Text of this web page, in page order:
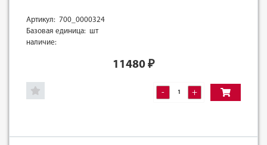
Артикул: 700_0000324
Базовая единица: шт
наличие:
11480 ₽
- +